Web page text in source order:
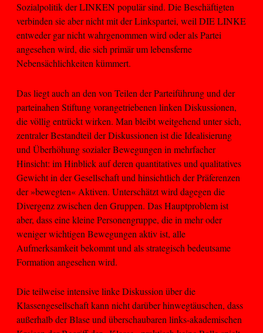
Sozialpolitik der LINKEN populär sind. Die Beschäftigten
verbinden sie aber nicht mit der Linkspartei, weil DIE LINKE
entweder gar nicht wahrgenommen wird oder als Partei
angesehen wird, die sich primär um lebensferne
Nebensächlichkeiten kümmert.
Das liegt auch an den von Teilen der Parteiführung und der
parteinahen Stiftung vorangetriebenen linken Diskussionen,
die völlig entrückt wirken. Man bleibt weitgehend unter sich,
zentraler Bestandteil der Diskussionen ist die Idealisierung
und Überhöhung sozialer Bewegungen in mehrfacher
Hinsicht: im Hinblick auf deren quantitatives und qualitatives
Gewicht in der Gesellschaft und hinsichtlich der Präferenzen
der »bewegten« Aktiven. Unterschätzt wird dagegen die
Divergenz zwischen den Gruppen. Das Hauptproblem ist
aber, dass eine kleine Personengruppe, die in mehr oder
weniger wichtigen Bewegungen aktiv ist, alle
Aufmerksamkeit bekommt und als strategisch bedeutsame
Formation angesehen wird.
Die teilweise intensive linke Diskussion über die
Klassengesellschaft kann nicht darüber hinwegtäuschen, dass
außerhalb der Blase und überschaubaren links-akademischen